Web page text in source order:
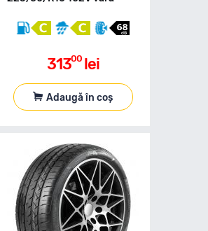
31300 lei
Adaugă în coș